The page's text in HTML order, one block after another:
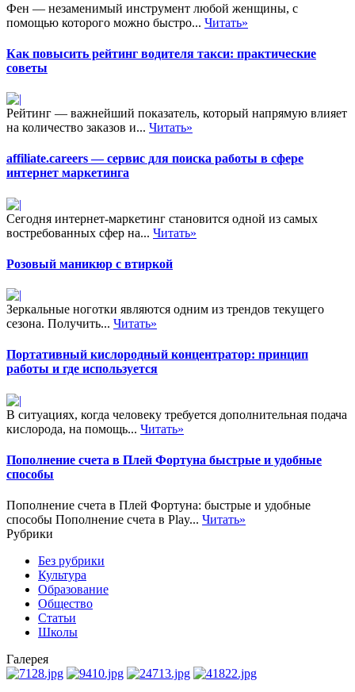
Фен — незаменимый инструмент любой женщины, с
помощью которого можно быстро... Читать»
Как повысить рейтинг водителя такси: практические
советы
Рейтинг — важнейший показатель, который напрямую влияет
на количество заказов и... Читать»
affiliate.careers — сервис для поиска работы в сфере
интернет маркетинга
Сегодня интернет-маркетинг становится одной из самых
востребованных сфер на... Читать»
Розовый маникюр с втиркой
Зеркальные ноготки являются одним из трендов текущего
сезона. Получить... Читать»
Портативный кислородный концентратор: принцип
работы и где используется
В ситуациях, когда человеку требуется дополнительная подача
кислорода, на помощь... Читать»
Пополнение счета в Плей Фортуна быстрые и удобные
способы
Пополнение счета в Плей Фортуна: быстрые и удобные
способы Пополнение счета в Play... Читать»
Рубрики
Без рубрики
Культура
Образование
Общество
Статьи
Школы
Галерея